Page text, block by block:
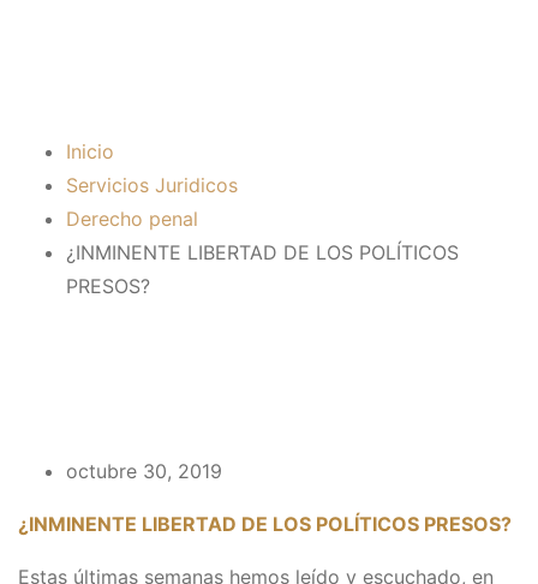
Inicio
Servicios Juridicos
Derecho penal
¿INMINENTE LIBERTAD DE LOS POLÍTICOS
PRESOS?
octubre 30, 2019
¿INMINENTE LIBERTAD DE LOS POLÍTICOS PRESOS?
Estas últimas semanas hemos leído y escuchado, en